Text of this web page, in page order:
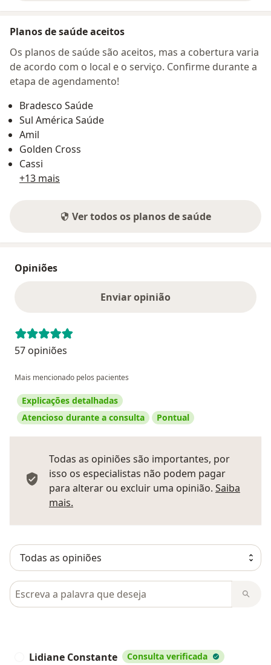
Planos de saúde aceitos
Os planos de saúde são aceitos, mas a cobertura varia
de acordo com o local e o serviço. Confirme durante a
etapa de agendamento!
Bradesco Saúde
Sul América Saúde
Amil
Golden Cross
Cassi
+13 mais
Ver todos os planos de saúde
Opiniões
Enviar opinião
57 opiniões
Mais mencionado pelos pacientes
Explicações detalhadas
Atencioso durante a consulta
Pontual
Todas as opiniões são importantes, por
isso os especialistas não podem pagar
para alterar ou excluir uma opinião. Saiba
mais.
Pesquisar em opiniões
Lidiane Constante Consulta verificada